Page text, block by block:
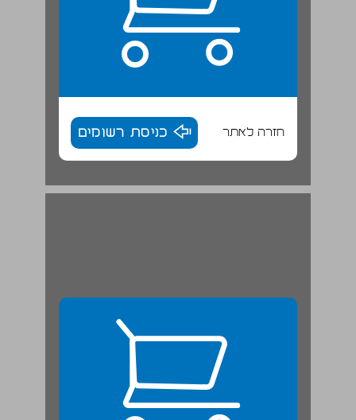
חזרה לאתר כניסת רשומים